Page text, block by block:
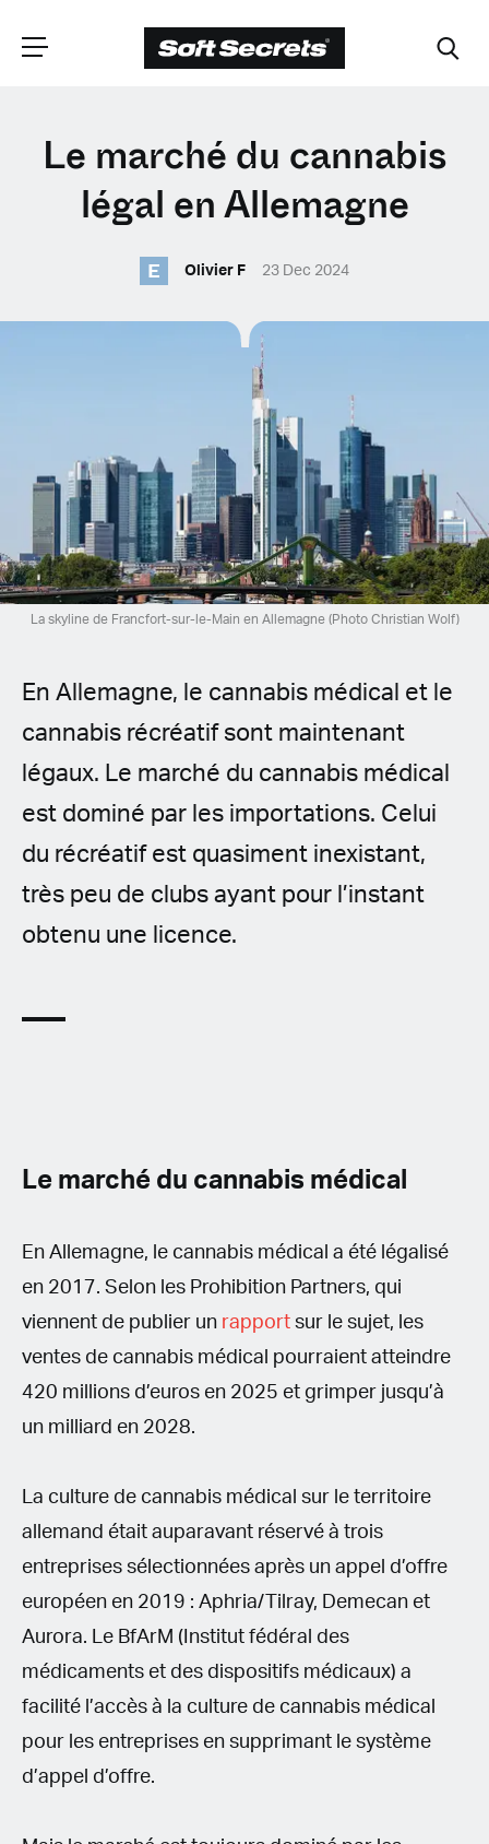
CHOISISSEZ VOTRE
EMPLACEMENT
English (United Kingdom)
English (United States)
Spanish (Spain)
Spanish (Latin America)
German
French
Czech
Polish
Le marché du cannabis
légal en Allemagne
E Olivier F 23 Dec 2024
La skyline de Francfort-sur-le-Main en Allemagne (Photo Christian Wolf)
En Allemagne, le cannabis médical et le
cannabis récréatif sont maintenant
légaux. Le marché du cannabis médical
est dominé par les importations. Celui
du récréatif est quasiment inexistant,
très peu de clubs ayant pour l’instant
obtenu une licence.
Le marché du cannabis médical
En Allemagne, le cannabis médical a été légalisé
en 2017. Selon les Prohibition Partners, qui
viennent de publier un rapport sur le sujet, les
ventes de cannabis médical pourraient atteindre
420 millions d’euros en 2025 et grimper jusqu’à
un milliard en 2028.
La culture de cannabis médical sur le territoire
allemand était auparavant réservé à trois
entreprises sélectionnées après un appel d’offre
européen en 2019 : Aphria/Tilray, Demecan et
Aurora. Le BfArM (Institut fédéral des
médicaments et des dispositifs médicaux) a
facilité l’accès à la culture de cannabis médical
pour les entreprises en supprimant le système
d’appel d’offre.